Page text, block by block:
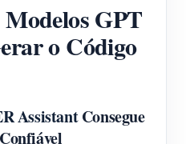
GPT
o Código
AssistantConsegue